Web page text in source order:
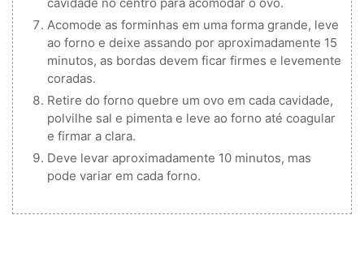
Acomode as forminhas em uma forma grande, leve
ao forno e deixe assando por aproximadamente 15
minutos, as bordas devem ficar firmes e levemente
coradas.
Retire do forno quebre um ovo em cada cavidade,
polvilhe sal e pimenta e leve ao forno até coagular
e firmar a clara.
Deve levar aproximadamente 10 minutos, mas
pode variar em cada forno.